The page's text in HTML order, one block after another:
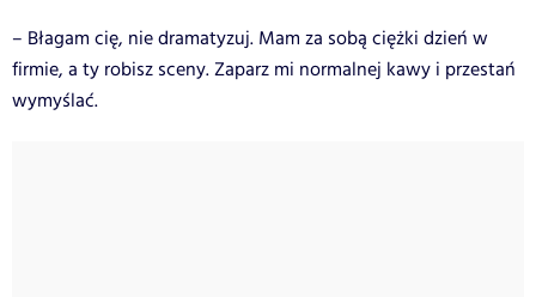
– Błagam cię, nie dramatyzuj. Mam za sobą ciężki dzień w
firmie, a ty robisz sceny. Zaparz mi normalnej kawy i przestań
wymyślać.